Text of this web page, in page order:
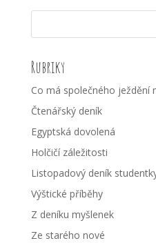
Rubriky
Co má společného ježdění
Čtenářský deník
Egyptská dovolená
Holčičí záležitosti
Listopadový deník
Výštické příběhy
Z deníku myšlenek
Ze starého nové